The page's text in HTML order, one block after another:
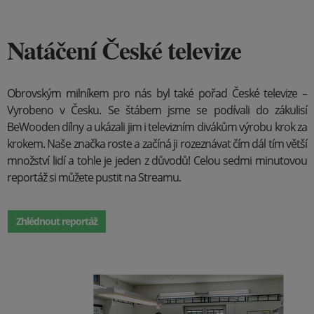
Natáčení České televize
Obrovským milníkem pro nás byl také pořad České televize –
Vyrobeno v Česku. Se štábem jsme se podívali do zákulisí
BeWooden dílny a ukázali jim i televizním divákům výrobu krok za
krokem. Naše značka roste a začíná ji rozeznávat čím dál tím větší
množství lidí a tohle je jeden z důvodů! Celou sedmi minutovou
reportáž si můžete pustit na Streamu.
Zhlédnout reportáž